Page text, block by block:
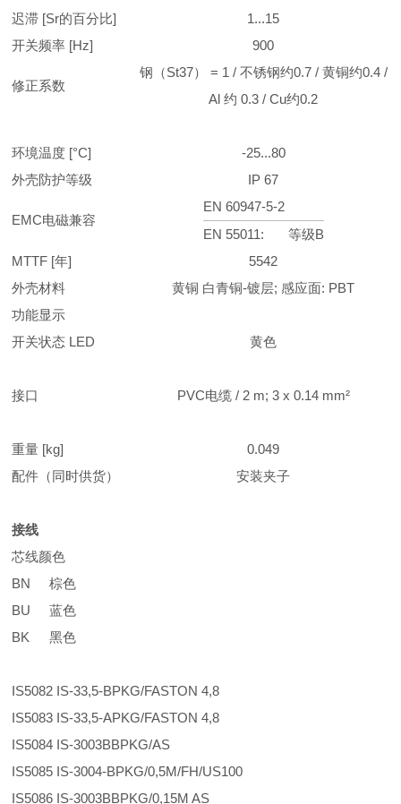
迟滞 [Sr的百分比]
1...15
开关频率 [Hz]
900
修正系数
钢（St37） = 1 / 不锈钢约0.7 / 黄铜约0.4 /
Al 约 0.3 / Cu约0.2
环境温度 [°C]
-25...80
外壳防护等级
IP 67
EMC电磁兼容
EN 60947-5-2
EN 55011:
等级B
MTTF [年]
5542
外壳材料
黄铜 白青铜-镀层; 感应面: PBT
功能显示
开关状态 LED
黄色
接口 PVC电缆 / 2 m; 3 x 0.14 mm²
重量 [kg]
0.049
配件（同时供货）
安装夹子
接线
芯线颜色
BN
棕色
BU
蓝色
BK
黑色
IS5082 IS-33,5-BPKG/FASTON 4,8
IS5083 IS-33,5-APKG/FASTON 4,8
IS5084 IS-3003BBPKG/AS
IS5085 IS-3004-BPKG/0,5M/FH/US100
IS5086 IS-3003BBPKG/0,15M AS